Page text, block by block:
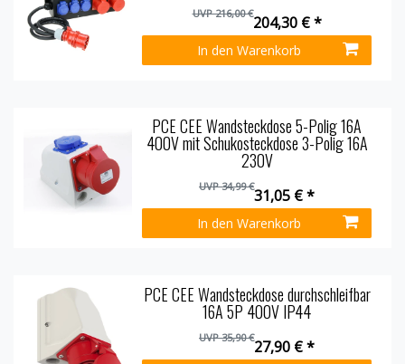
UVP 216,00 €204,30 € *
In den Warenkorb
PCE CEE Wandsteckdose 5-Polig 16A
400V mit Schukosteckdose 3-Polig 16A
230V
UVP 34,99 €31,05 € *
In den Warenkorb
PCE CEE Wandsteckdose durchschleifbar
16A 5P 400V IP44
UVP 35,90 €27,90 € *